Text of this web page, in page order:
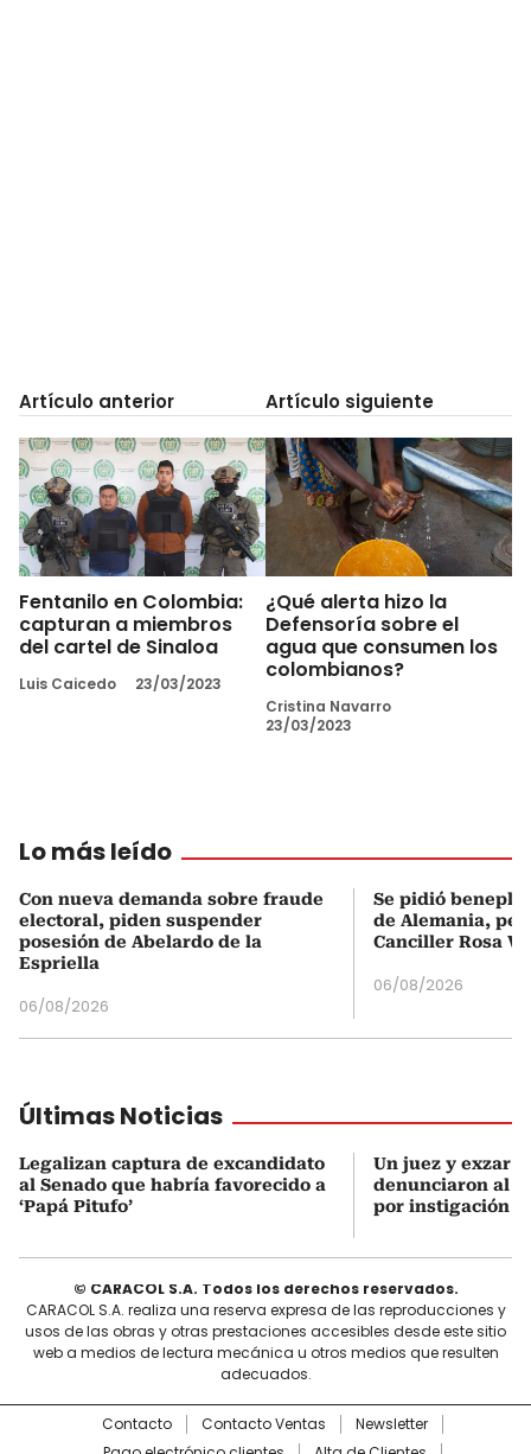
Artículo anterior
Fentanilo en Colombia:
capturan a miembros
del cartel de Sinaloa
Luis Caicedo 23/03/2023
Artículo siguiente
¿Qué alerta hizo la
Defensoría sobre el
agua que consumen los
colombianos?
Cristina Navarro
23/03/2023
Lo más leído
Con nueva demanda sobre fraude
electoral, piden suspender
posesión de Abelardo de la
Espriella
06/08/2026
Se pidió
de Alemania,
Canciller Rosa
06/08/2026
Últimas Noticias
Legalizan captura de excandidato
al Senado que habría favorecido a
‘Papá Pitufo’
Un juez y exzar
denunciaron al
por instigación
© CARACOL S.A. Todos los derechos reservados.
CARACOL S.A. realiza una reserva expresa de las reproducciones y
usos de las obras y otras prestaciones accesibles desde este sitio
web a medios de lectura mecánica u otros medios que resulten
adecuados.
Contacto Contacto Ventas
Newsletter